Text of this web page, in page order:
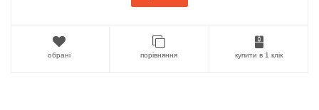
обрані порівняння купити в 1 клік